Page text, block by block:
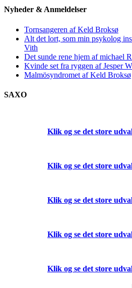
Nyheder & Anmeldelser
Tornsangeren af Keld Broksø
Alt det lort, som min psykolog
Vith
Det sunde rene hjem af michael
Kvinde set fra ryggen af Jesper
Malmösyndromet af Keld Broksø
SAXO
Klik og se det store
Klik og se det store
Klik og se det store
Klik og se det store
Klik og se det store